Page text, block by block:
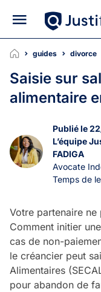
guides divorce
Saisie sur
alimentaire
Publié le
L’équipe
FADIGA
Avocate
Temps de
Votre partenaire ne
Comment initier
cas de non-
le créancier peut
Alimentaires
pour abandon de